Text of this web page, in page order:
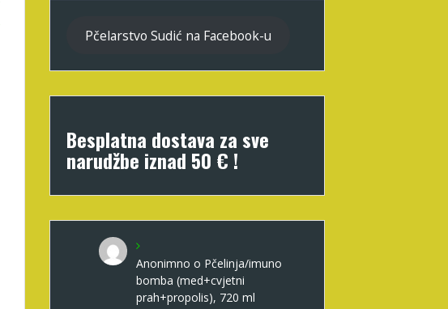
Pčelarstvo Sudić na Facebook-u
Besplatna dostava za sve
narudžbe iznad 50 € !
Anonimno o Pčelinja/imuno
bomba (med+cvjetni
prah+propolis), 720 ml